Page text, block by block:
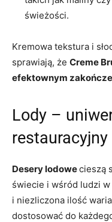
świeżości.
Kremowa tekstura i
sprawiają, że Creme
efektownym
Lody –
Desery lodowecieszą
świecie i wśród ludzi
i niezliczona ilość
dostosować do